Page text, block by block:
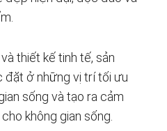
thiết kế tinh tế, sản
ở những vị trí tối ưu
sống và tạo ra cảm
không gian sống.